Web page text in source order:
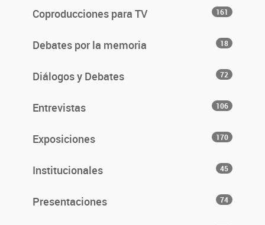
Coproducciones para TV 161
Debates por la memoria 18
Diálogos y Debates 72
Entrevistas 106
Exposiciones 170
Institucionales 45
Presentaciones 74